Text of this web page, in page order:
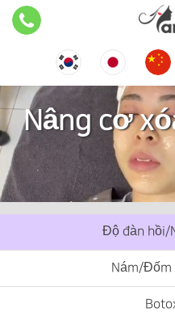
Nâng cơ
Độ đàn hồi/
Nám/